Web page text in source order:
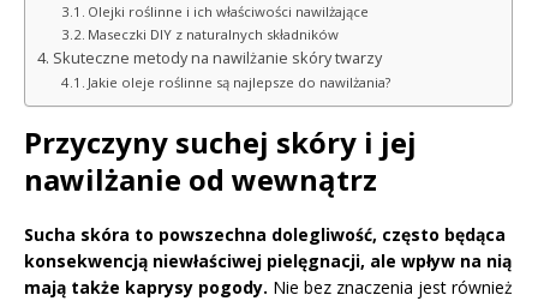
Olejki roślinne i ich właściwości nawilżające
Maseczki DIY z naturalnych składników
Skuteczne metody na nawilżanie skóry twarzy
Jakie oleje roślinne są najlepsze do nawilżania?
Przyczyny suchej skóry i jej
nawilżanie od wewnątrz
Sucha skóra to powszechna dolegliwość, często będąca
konsekwencją niewłaściwej pielęgnacji, ale wpływ na nią
mają także kaprysy pogody. Nie bez znaczenia jest również